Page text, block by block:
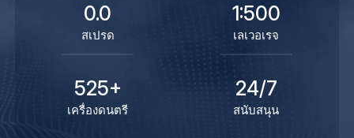
0.0
สเปรด
1:500
เลเวอเรจ
525+
เครื่องดนตรี
24/7
สนับสนุน